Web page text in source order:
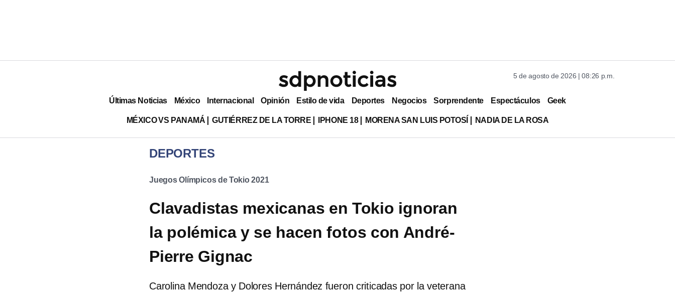
5 de agosto de 2026 | 08:26 p.m.
Últimas Noticias México Internacional Opinión Estilo de vida Deportes Negocios Sorprendente Espectáculos Geek
MÉXICO VS PANAMÁ GUTIÉRREZ DE LA TORRE IPHONE 18 MORENA SAN LUIS POTOSÍ NADIA DE LA ROSA
DEPORTES
Juegos Olímpicos de Tokio 2021
Clavadistas mexicanas en Tokio ignoran
la polémica y se hacen fotos con André-
Pierre Gignac
Carolina Mendoza y Dolores Hernández fueron criticadas por la veterana